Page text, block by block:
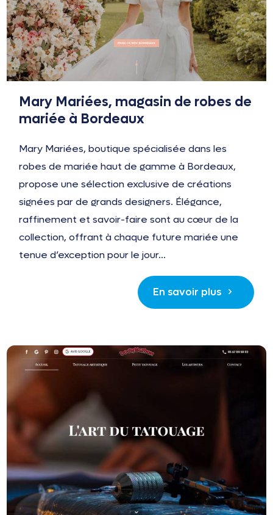
Mary Mariées, magasin de robes de
mariée à Bordeaux
Mary Mariées, boutique spécialisée dans les
robes de mariée haut de gamme à Bordeaux,
propose une sélection exclusive de créations
signées par de grands designers. Élégance,
raffinement et savoir-faire sont au cœur de la
collection, offrant à chaque future mariée une
tenue d’exception pour le jour...
En savoir plus